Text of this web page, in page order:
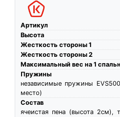
Артикул
Высота
Жесткость стороны 1
Жесткость стороны 2
Максимальный вес на 1
Пружины
независимые пружины
место)
Состав
ячеистая пена (высота 2см),